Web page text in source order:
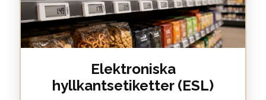
Elektroniska
hyllkantsetiketter (ESL)